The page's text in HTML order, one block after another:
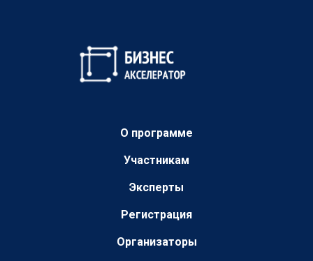
О программе
Участникам
Эксперты
Регистрация
Организаторы